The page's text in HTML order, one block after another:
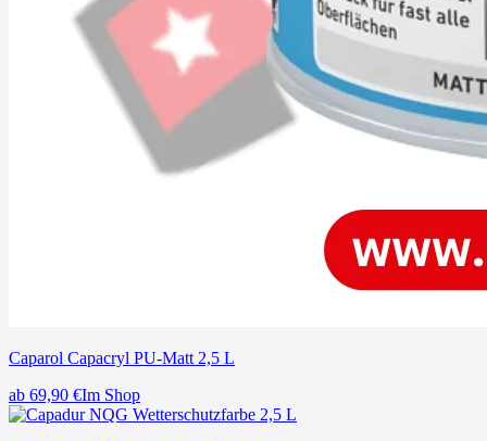
Caparol Capacryl PU-Matt 2,5 L
ab 69,90 €Im Shop